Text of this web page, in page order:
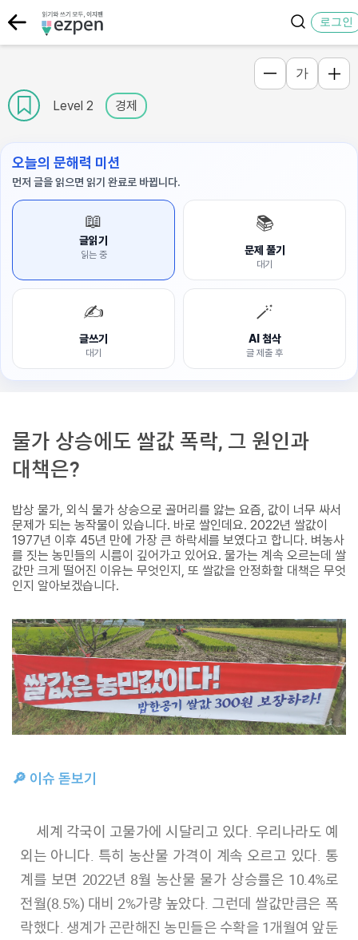
로그인
Level 2 경제
가
오늘의 문해력 미션
먼저 글을 읽으면 읽기 완료로 바뀝니다.
📖
글읽기
읽는 중
📚
문제 풀기
대기
✍️
글쓰기
대기
🪄
AI 첨삭
글 제출 후
물가 상승에도 쌀값 폭락, 그 원인과
대책은?
밥상 물가, 외식 물가 상승으로 골머리를 앓는 요즘, 값이 너무 싸서
문제가 되는 농작물이 있습니다. 바로 쌀인데요. 2022년 쌀값이
1977년 이후 45년 만에 가장 큰 하락세를 보였다고 합니다. 벼농사
를 짓는 농민들의 시름이 깊어가고 있어요. 물가는 계속 오르는데 쌀
값만 크게 떨어진 이유는 무엇인지, 또 쌀값을 안정화할 대책은 무엇
인지 알아보겠습니다.
🔎 이슈 돋보기
세계 각국이 고물가에 시달리고 있다. 우리나라도 예
외는 아니다. 특히 농산물 가격이 계속 오르고 있다. 통
계를 보면 2022년 8월 농산물 물가 상승률은 10.4%로
전월(8.5%) 대비 2%가량 높았다. 그런데 쌀값만큼은 폭
락했다. 생계가 곤란해진 농민들은 수확을 1개월여 앞둔